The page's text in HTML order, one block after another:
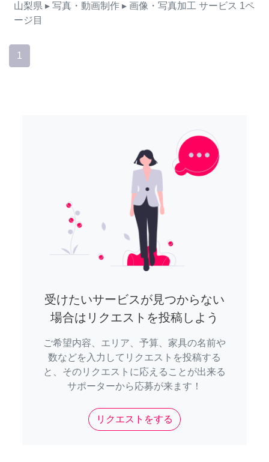
山梨県 ▸ 写真・動画制作 ▸ 画像・写真加工 サービス 1ペ
ージ目
1
受けたいサービスが見つからない
場合はリクエストを投稿しよう
ご希望内容、エリア、予算、家具の名前や
数などを入力してリクエストを投稿する
と、そのリクエストに応えることが出来る
サポーターから応募が来ます！
リクエストをする